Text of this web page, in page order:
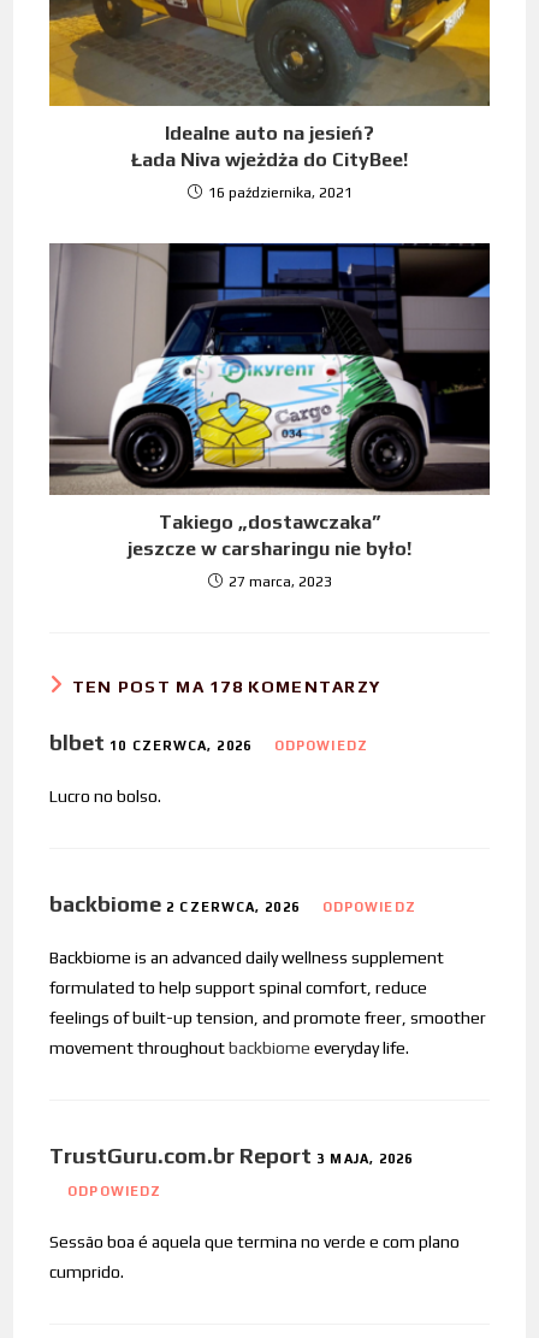
Idealne auto na jesień?
Łada Niva wjeżdża do CityBee!
16 października, 2021
Takiego „dostawczaka”
jeszcze w carsharingu nie było!
27 marca, 2023
TEN POST MA 178 KOMENTARZY
blbet 10 CZERWCA, 2026 ODPOWIEDZ
Lucro no bolso.
backbiome 2 CZERWCA, 2026 ODPOWIEDZ
Backbiome is an advanced daily wellness supplement
formulated to help support spinal comfort, reduce
feelings of built-up tension, and promote freer, smoother
movement throughoutbackbiome everyday life.
TrustGuru.com.br Report 3 MAJA, 2026
ODPOWIEDZ
Sessão boa é aquela que termina no verde e com plano
cumprido.